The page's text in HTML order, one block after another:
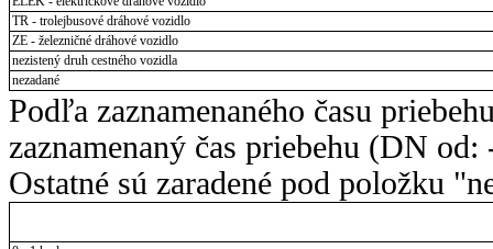
TR - trolejbusové dráhové vozidlo
ZE - železničné dráhové vozidlo
nezistený druh cestného vozidla
nezadané
Podľa zaznamenaného času
zaznamenaný čas priebehu (DN
Ostatné sú zaradené pod položku